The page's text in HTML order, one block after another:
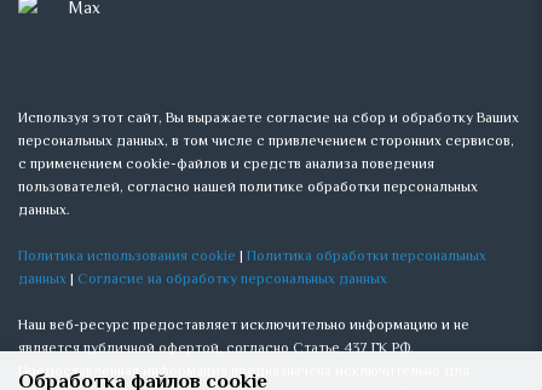
Max
Используя этот сайт, Вы выражаете согласие на сбор и обработку Ваших
персональных данных, в том числе с привлечением сторонних сервисов,
с применением cookie-файлов и средств анализа поведения
пользователей, согласно нашей политике обработки персональных
данных.
Политика использования cookie | Политика обработки персональных
данных| Согласие на обработку персональных данных
Наш веб-ресурс предоставляет исключительно информацию и не
является публичной офертой, согласно Статье 437 ГК РФ.
Предоставленная информация предназначена исключительно для
Обработка файлов cookie